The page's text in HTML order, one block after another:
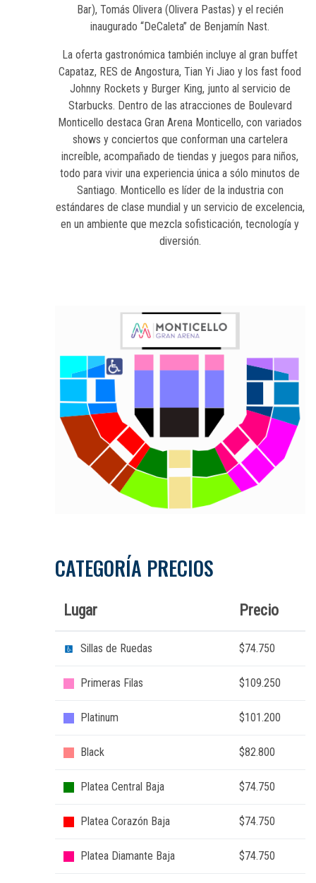
Bar), Tomás Olivera (Olivera Pastas) y el recién
inaugurado “DeCaleta” de Benjamín Nast.
La oferta gastronómica también incluye al gran buffet
Capataz, RES de Angostura, Tian Yi Jiao y los fast food
Johnny Rockets y Burger King, junto al servicio de
Starbucks. Dentro de las atracciones de Boulevard
Monticello destaca Gran Arena Monticello, con variados
shows y conciertos que conforman una cartelera
increíble, acompañado de tiendas y juegos para niños,
todo para vivir una experiencia única a sólo minutos de
Santiago. Monticello es líder de la industria con
estándares de clase mundial y un servicio de excelencia,
en un ambiente que mezcla sofisticación, tecnología y
diversión.
CATEGORÍA PRECIOS
Lugar Precio
Sillas de Ruedas $74.750
Primeras Filas $109.250
Platinum $101.200
Black $82.800
Platea Central Baja $74.750
Platea Corazón Baja $74.750
Platea Diamante Baja $74.750